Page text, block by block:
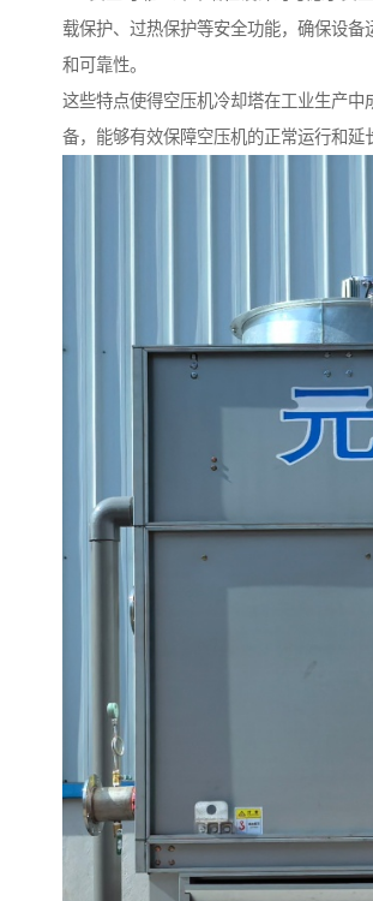
载保护、过热保护等安全功能，确保设备
和可靠性。
这些特点使得空压机冷却塔在工业生产中
备，能够有效保障空压机的正常运行和延